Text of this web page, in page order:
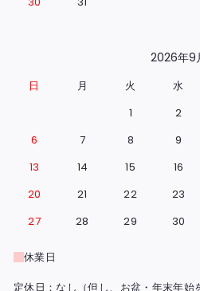
2026年9
日 月 火 水
1
2
6
7 8 9
13
14 15 16
20
21 22 23
27
28 29 30
休業日
定休日：なし（但し、お盆・年末年始